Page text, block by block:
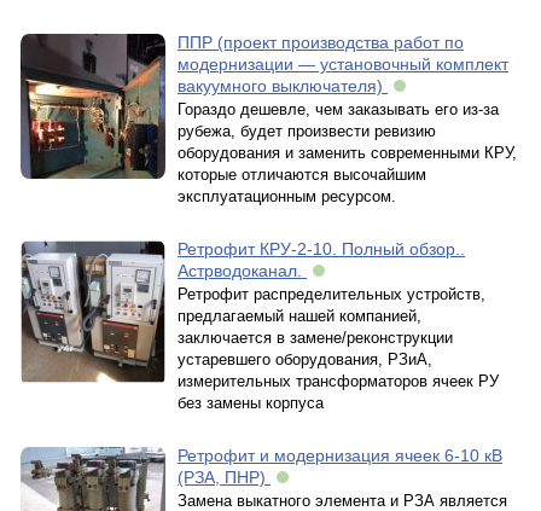
ППР (проект производства работ по
модернизации — установочный комплект
вакуумного выключателя)
Гораздо дешевле, чем заказывать его из-за
рубежа, будет произвести ревизию
оборудования и заменить современными КРУ,
которые отличаются высочайшим
эксплуатационным ресурсом.
Ретрофит КРУ-2-10. Полный обзор..
Астрводоканал.
Ретрофит распределительных устройств,
предлагаемый нашей компанией,
заключается в замене/реконструкции
устаревшего оборудования, РЗиА,
измерительных трансформаторов ячеек РУ
без замены корпуса
Ретрофит и модернизация ячеек 6-10 кВ
(РЗА, ПНР)
Замена выкатного элемента и РЗА является